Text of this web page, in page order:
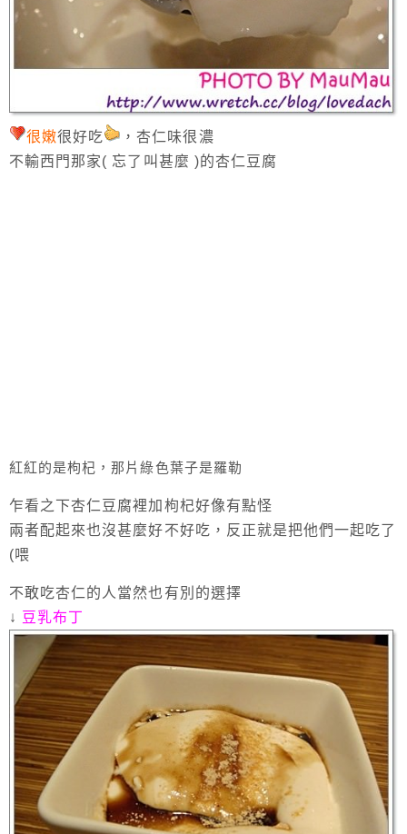
很嫩很好吃
，杏仁味很濃
不輸西門那家( 忘了叫甚麼 )的杏仁豆腐
紅紅的是枸杞，那片綠色葉子是羅勒
乍看之下杏仁豆腐裡加枸杞好像有點怪
兩者配起來也沒甚麼好不好吃，反正就是把他們一起吃了
(喂
不敢吃杏仁的人當然也有別的選擇
↓ 豆乳布丁